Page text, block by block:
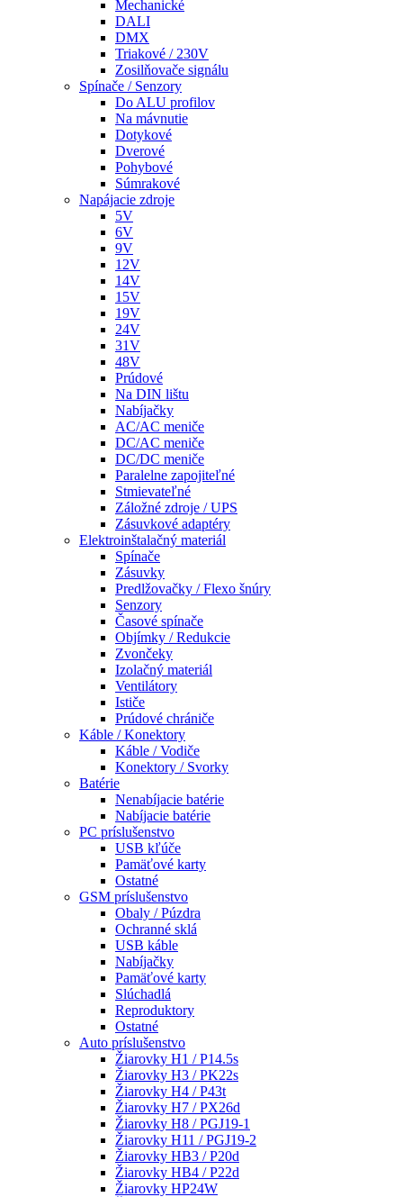
Mechanické
DALI
DMX
Triakové / 230V
Zosilňovače signálu
Spínače / Senzory
Do ALU profilov
Na mávnutie
Dotykové
Dverové
Pohybové
Súmrakové
Napájacie zdroje
5V
6V
9V
12V
14V
15V
19V
24V
31V
48V
Prúdové
Na DIN lištu
Nabíjačky
AC/AC meniče
DC/AC meniče
DC/DC meniče
Paralelne zapojiteľné
Stmievateľné
Záložné zdroje / UPS
Zásuvkové adaptéry
Elektroinštalačný materiál
Spínače
Zásuvky
Predlžovačky / Flexo šnúry
Senzory
Časové spínače
Objímky / Redukcie
Zvončeky
Izolačný materiál
Ventilátory
Ističe
Prúdové chrániče
Káble / Konektory
Káble / Vodiče
Konektory / Svorky
Batérie
Nenabíjacie batérie
Nabíjacie batérie
PC príslušenstvo
USB kľúče
Pamäťové karty
Ostatné
GSM príslušenstvo
Obaly / Púzdra
Ochranné sklá
USB káble
Nabíjačky
Pamäťové karty
Slúchadlá
Reproduktory
Ostatné
Auto príslušenstvo
Žiarovky H1 / P14.5s
Žiarovky H3 / PK22s
Žiarovky H4 / P43t
Žiarovky H7 / PX26d
Žiarovky H8 / PGJ19-1
Žiarovky H11 / PGJ19-2
Žiarovky HB3 / P20d
Žiarovky HB4 / P22d
Žiarovky HP24W